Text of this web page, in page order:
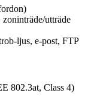
utträde
ljus, e-post, FTP
802.3at, Class 4)